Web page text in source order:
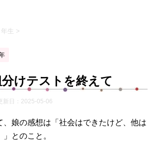
年生 >
けテストを終えて
日： 2025-05-06
、娘の感想は「社会はできたけど、他は
とのこと。